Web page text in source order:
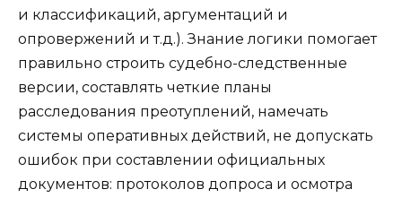
и классификаций, аргументаций и
опровержений и т.д.). Знание логики помогает
правильно строить судебно-следственные
версии, составлять четкие планы
расследования преотуплений, намечать
системы оперативных действий, не допускать
ошибок при составлении официальных
документов: протоколов допроса и осмотра